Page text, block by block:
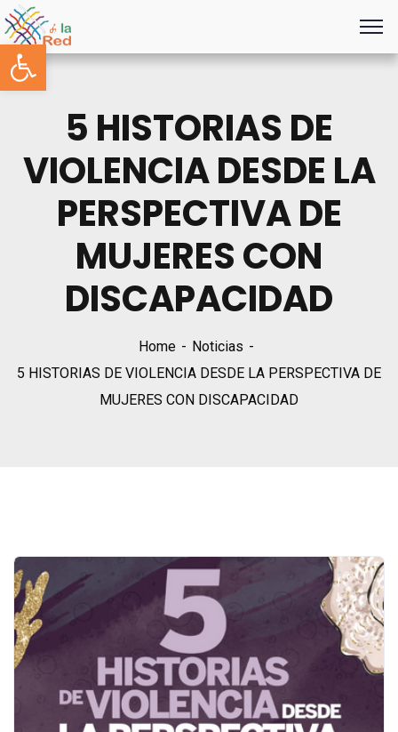
Abrir barra de herramientas
5 HISTORIAS DE
VIOLENCIA DESDE LA
PERSPECTIVA DE
MUJERES CON
DISCAPACIDAD
Home
Noticias
5 HISTORIAS DE VIOLENCIA DESDE LA PERSPECTIVA DE
MUJERES CON DISCAPACIDAD